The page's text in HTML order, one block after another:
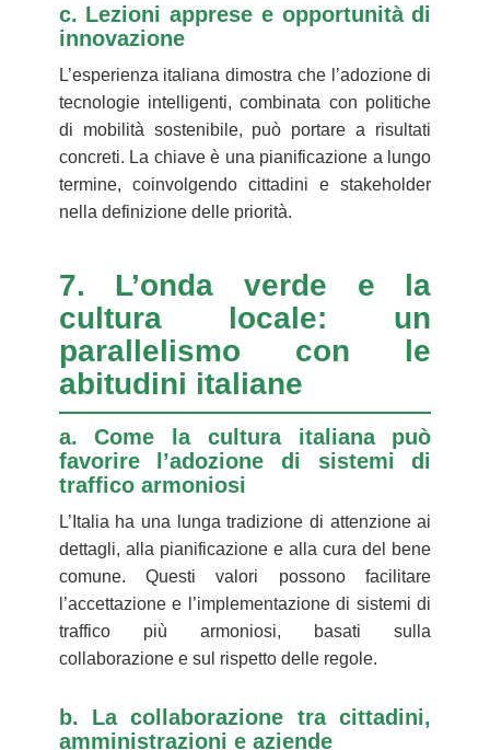
c. Lezioni apprese e opportunità di
innovazione
L’esperienza italiana dimostra che l’adozione di
tecnologie intelligenti, combinata con politiche
di mobilità sostenibile, può portare a risultati
concreti. La chiave è una pianificazione a lungo
termine, coinvolgendo cittadini e stakeholder
nella definizione delle priorità.
7. L’onda verde e la
cultura locale: un
parallelismo con le
abitudini italiane
a. Come la cultura italiana può
favorire l’adozione di sistemi di
traffico armoniosi
L’Italia ha una lunga tradizione di attenzione ai
dettagli, alla pianificazione e alla cura del bene
comune. Questi valori possono facilitare
l’accettazione e l’implementazione di sistemi di
traffico più armoniosi, basati sulla
collaborazione e sul rispetto delle regole.
b. La collaborazione tra cittadini,
amministrazioni e aziende